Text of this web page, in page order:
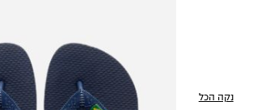
נקה הכל